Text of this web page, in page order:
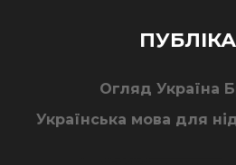
Огляд Україна
Українська мова для